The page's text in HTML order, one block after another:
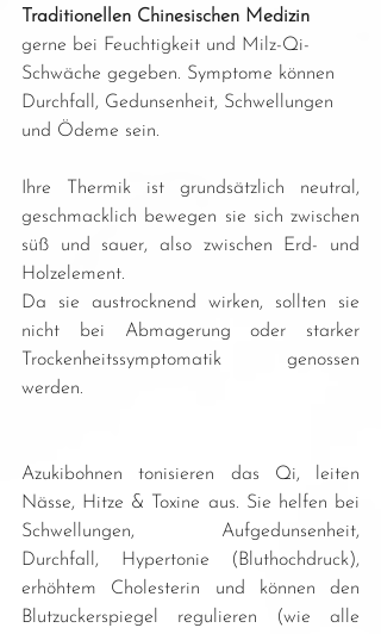
Traditionellen Chinesischen Medizin
gerne bei Feuchtigkeit und Milz-Qi-
Schwäche gegeben. Symptome können
Durchfall, Gedunsenheit, Schwellungen
und Ödeme sein.
Ihre Thermik ist grundsätzlich neutral,
geschmacklich bewegen sie sich zwischen
süß und sauer, also zwischen Erd- und
Holzelement.
Da sie austrocknend wirken, sollten sie
nicht bei Abmagerung oder starker
Trockenheitssymptomatik genossen
werden.
Azukibohnen tonisieren das Qi, leiten
Nässe, Hitze & Toxine aus. Sie helfen bei
Schwellungen, Aufgedunsenheit,
Durchfall, Hypertonie (Bluthochdruck),
erhöhtem Cholesterin und können den
Blutzuckerspiegel regulieren (wie alle